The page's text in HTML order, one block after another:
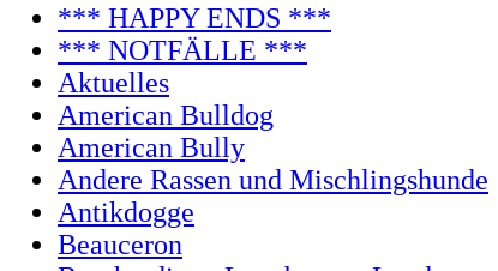
*** HAPPY ENDS ***
*** NOTFÄLLE ***
Aktuelles
American Bulldog
American Bully
Andere Rassen und Mischlingshunde
Antikdogge
Beauceron